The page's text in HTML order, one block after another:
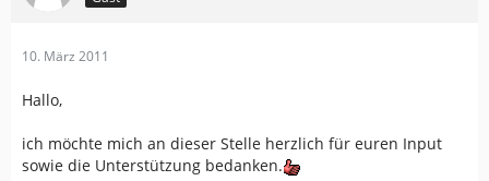
10. März 2011
Hallo,
ich möchte mich an dieser Stelle herzlich für euren Input
sowie die Unterstützung bedanken.